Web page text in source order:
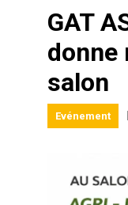
GAT
donne
salon
Evénement